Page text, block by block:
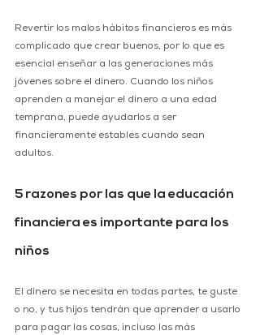
Revertir los malos hábitos financieros es más
complicado que crear buenos, por lo que es
esencial enseñar a las generaciones más
jóvenes sobre el dinero. Cuando los niños
aprenden a manejar el dinero a una edad
temprana, puede ayudarlos a ser
financieramente estables cuando sean
adultos.
5 razones por las que la educación
financiera es importante para los
niños
El dinero se necesita en todas partes, te guste
o no, y tus hijos tendrán que aprender a usarlo
para pagar las cosas, incluso las más